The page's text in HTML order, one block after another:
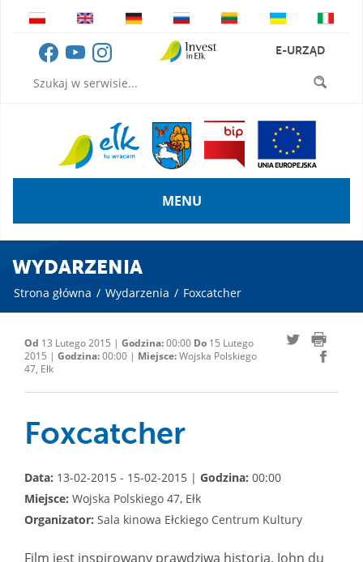
E-URZĄD
MENU
WYDARZENIA
Strona główna / Wydarzenia / Foxcatcher
Od 13 Lutego 2015 | Godzina:00:00 Do 15 Lutego
2015 | Godzina:00:00 | Miejsce:Wojska Polskiego
47, Ełk
Foxcatcher
Data: 13-02-2015 - 15-02-2015 | Godzina: 00:00
Miejsce: Wojska Polskiego 47, Ełk
Organizator: Sala kinowa Ełckiego Centrum Kultury
Film jest inspirowany prawdziwą historią. John du